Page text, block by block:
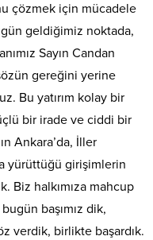
çözmek için mücadele
geldiğimiz noktada,
Sayın Candan
gereğini yerine
Bu yatırım kolay bir
bir irade ve ciddi bir
Ankara’da, İller
yürüttüğü girişimlerin
Biz halkımıza mahcup
başımız dik,
verdik, birlikte başardık.